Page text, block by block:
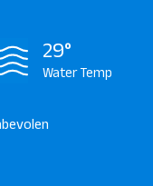
29°
Water Temp